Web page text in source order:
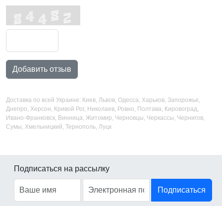
Добавить отзыв
Доставка по всей Украине: Киев, Львов, Одесса, Харьков, Запорожье,
Днепро, Херсон, Кривой Рог, Николаев, Ровно, Полтава, Кировоград,
Ивано-Франковск, Винница, Житомир, Черновцы, Черкассы, Чернигов,
Сумы, Хмельницкий, Тернополь, Луцк
Подписаться на рассылку
Подписаться